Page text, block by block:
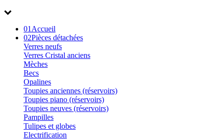
01 Accueil
02Pièces détachées
Verres neufs
Verres Cristal anciens
Mèches
Becs
Opalines
Toupies anciennes (réservoirs)
Toupies piano (réservoirs)
Toupies neuves (réservoirs)
Pampilles
Tulipes et globes
Electrification